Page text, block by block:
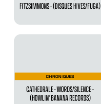
FITZSIMMONS - (DISQUES HIVES/FUGA)
CHRONIQUES
CATHEDRALE - WORDS/SILENCE -
(HOWLIN' BANANA RECORDS)